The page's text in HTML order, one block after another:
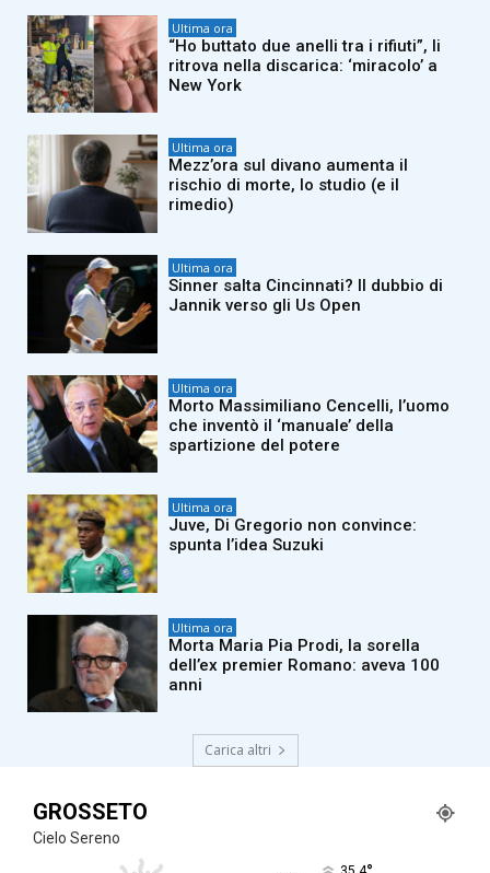
Ultima ora
“Ho buttato due anelli tra i rifiuti”, li
ritrova nella discarica: ‘miracolo’ a
New York
Ultima ora
Mezz’ora sul divano aumenta il
rischio di morte, lo studio (e il
rimedio)
Ultima ora
Sinner salta Cincinnati? Il dubbio di
Jannik verso gli Us Open
Ultima ora
Morto Massimiliano Cencelli, l’uomo
che inventò il ‘manuale’ della
spartizione del potere
Ultima ora
Juve, Di Gregorio non convince:
spunta l’idea Suzuki
Ultima ora
Morta Maria Pia Prodi, la sorella
dell’ex premier Romano: aveva 100
anni
Carica altri
GROSSETO
Cielo Sereno